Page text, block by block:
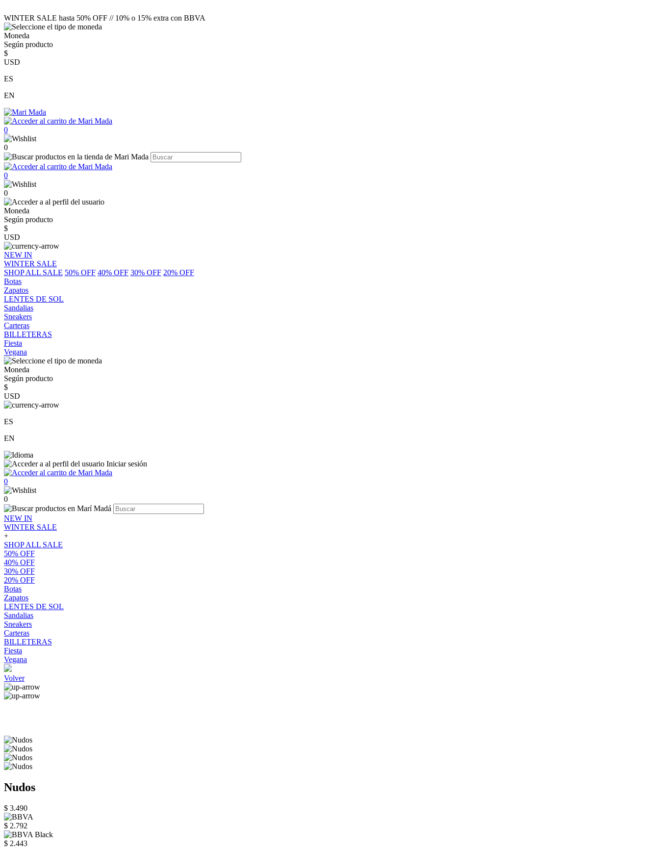
WINTER SALE hasta 50% OFF // 10% o 15% extra con BBVA
Moneda
Según producto
$
USD
ES
EN
0
0
0
0
Moneda
Según producto
$
USD
NEW IN
WINTER SALE
SHOP ALL SALE 50% OFF 40% OFF 30% OFF 20% OFF
Botas
Zapatos
LENTES DE SOL
Sandalias
Sneakers
Carteras
BILLETERAS
Fiesta
Vegana
Moneda
Según producto
$
USD
ES
EN
Iniciar sesión
0
0
NEW IN
WINTER SALE
+
SHOP ALL SALE
50% OFF
40% OFF
30% OFF
20% OFF
Botas
Zapatos
LENTES DE SOL
Sandalias
Sneakers
Carteras
BILLETERAS
Fiesta
Vegana
Volver
Nudos
$ 3.490
$ 2.792
$ 2.443